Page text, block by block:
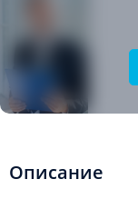
Описание